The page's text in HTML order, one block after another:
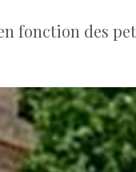
fonction des